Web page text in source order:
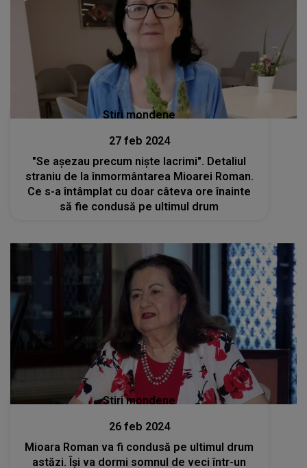
Stiri mondene
27 feb 2024
"Se așezau precum niște lacrimi". Detaliul
straniu de la înmormântarea Mioarei Roman.
Ce s-a întâmplat cu doar câteva ore înainte
să fie condusă pe ultimul drum
Stiri mondene
26 feb 2024
Mioara Roman va fi condusă pe ultimul drum
astăzi. Își va dormi somnul de veci într-un